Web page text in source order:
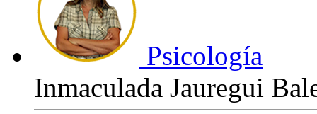
Psicología
Inmaculada Jauregui